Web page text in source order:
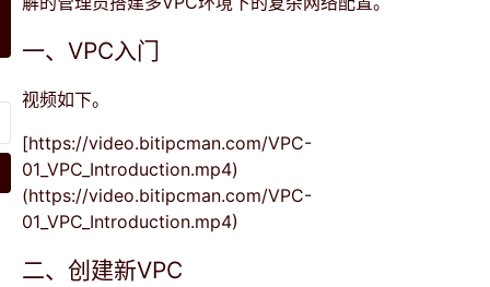
一、VPC入门
视频如下。
[https://video.bitipcman.com/VPC-
01_VPC_Introduction.mp4)
(https://video.bitipcman.com/VPC-
01_VPC_Introduction.mp4)
二、创建新VPC